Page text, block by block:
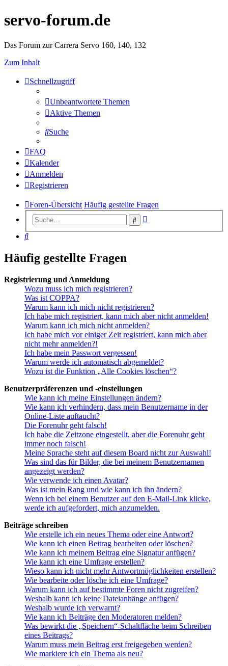
servo-forum.de
Das Forum zur Carrera Servo 160, 140, 132
Zum Inhalt
Schnellzugriff
Unbeantwortete Themen
Aktive Themen
Suche
FAQ
Kalender
Anmelden
Registrieren
Foren-Übersicht Häufig gestellte Fragen
Suche
Suche
Häufig gestellte Fragen
Registrierung und Anmeldung
Wozu muss ich mich registrieren?
Was ist COPPA?
Warum kann ich mich nicht registrieren?
Ich habe mich registriert, kann mich aber nicht anmelden!
Warum kann ich mich nicht anmelden?
Ich habe mich vor einiger Zeit registriert, kann mich aber
nicht mehr anmelden?!
Ich habe mein Passwort vergessen!
Warum werde ich automatisch abgemeldet?
Wozu ist die Funktion „Alle Cookies löschen“?
Benutzerpräferenzen und -einstellungen
Wie kann ich meine Einstellungen ändern?
Wie kann ich verhindern, dass mein Benutzername in der
Online-Liste auftaucht?
Die Forenuhr geht falsch!
Ich habe die Zeitzone eingestellt, aber die Forenuhr geht
immer noch falsch!
Meine Sprache steht auf diesem Board nicht zur Auswahl!
Was sind das für Bilder, die bei meinem Benutzernamen
angezeigt werden?
Wie verwende ich einen Avatar?
Was ist mein Rang und wie kann ich ihn ändern?
Wenn ich bei einem Benutzer auf den E-Mail-Link klicke,
werde ich aufgefordert, mich anzumelden.
Beiträge schreiben
Wie erstelle ich ein neues Thema oder eine Antwort?
Wie kann ich einen Beitrag bearbeiten oder löschen?
Wie kann ich meinem Beitrag eine Signatur anfügen?
Wie kann ich eine Umfrage erstellen?
Wieso kann ich nicht mehr Antwortmöglichkeiten erstellen?
Wie bearbeite oder lösche ich eine Umfrage?
Warum kann ich auf bestimmte Foren nicht zugreifen?
Weshalb kann ich keine Dateianhänge anfügen?
Weshalb wurde ich verwarnt?
Wie kann ich Beiträge den Moderatoren melden?
Was bewirkt die „Speichern“-Schaltfläche beim Schreiben
eines Beitrags?
Warum muss mein Beitrag erst freigegeben werden?
Wie markiere ich ein Thema als neu?